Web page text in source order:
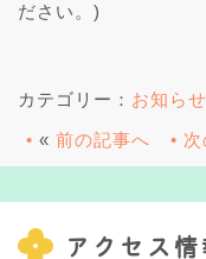
ださい。)
カテゴリー： お知らせ
« 前の記事へ
アクセス情